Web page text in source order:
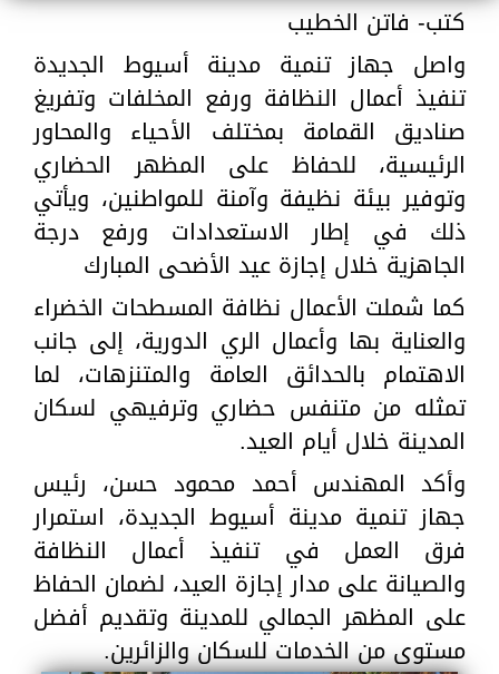
كتب- فاتن الخطيب
واصل جهاز تنمية مدينة أسيوط الجديدة
تنفيذ أعمال النظافة ورفع المخلفات وتفريغ
صناديق القمامة بمختلف الأحياء والمحاور
الرئيسية، للحفاظ على المظهر الحضاري
وتوفير بيئة نظيفة وآمنة للمواطنين، ويأتي
ذلك في إطار الاستعدادات ورفع درجة
الجاهزية خلال إجازة عيد الأضحى المبارك
كما شملت الأعمال نظافة المسطحات الخضراء
والعناية بها وأعمال الري الدورية، إلى جانب
الاهتمام بالحدائق العامة والمتنزهات، لما
تمثله من متنفس حضاري وترفيهي لسكان
المدينة خلال أيام العيد.
وأكد المهندس أحمد محمود حسن، رئيس
جهاز تنمية مدينة أسيوط الجديدة، استمرار
فرق العمل في تنفيذ أعمال النظافة
والصيانة على مدار إجازة العيد، لضمان الحفاظ
على المظهر الجمالي للمدينة وتقديم أفضل
مستوى من الخدمات للسكان والزائرين.